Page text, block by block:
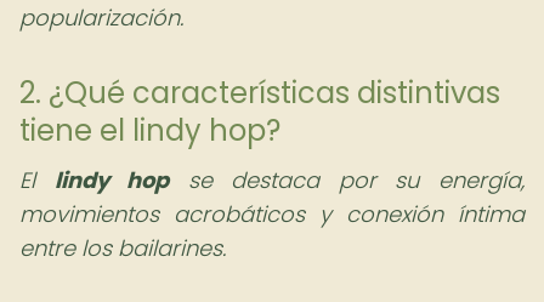
popularización.
2. ¿Qué características distintivas
tiene el lindy hop?
El lindy hopse destaca por su energía,
movimientos acrobáticos y conexión íntima
entre los bailarines.